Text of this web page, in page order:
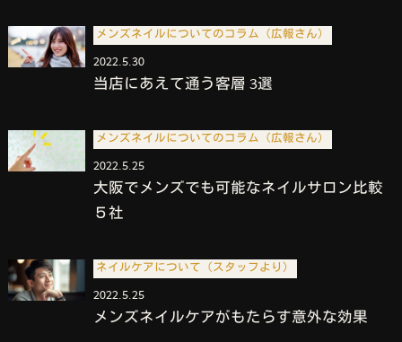
メンズネイルについてのコラム（広報さん）
2022.5.30
当店にあえて通う客層 3選
メンズネイルについてのコラム（広報さん）
2022.5.25
大阪でメンズでも可能なネイルサロン比較
５社
ネイルケアについて（スタッフより）
2022.5.25
メンズネイルケアがもたらす意外な効果